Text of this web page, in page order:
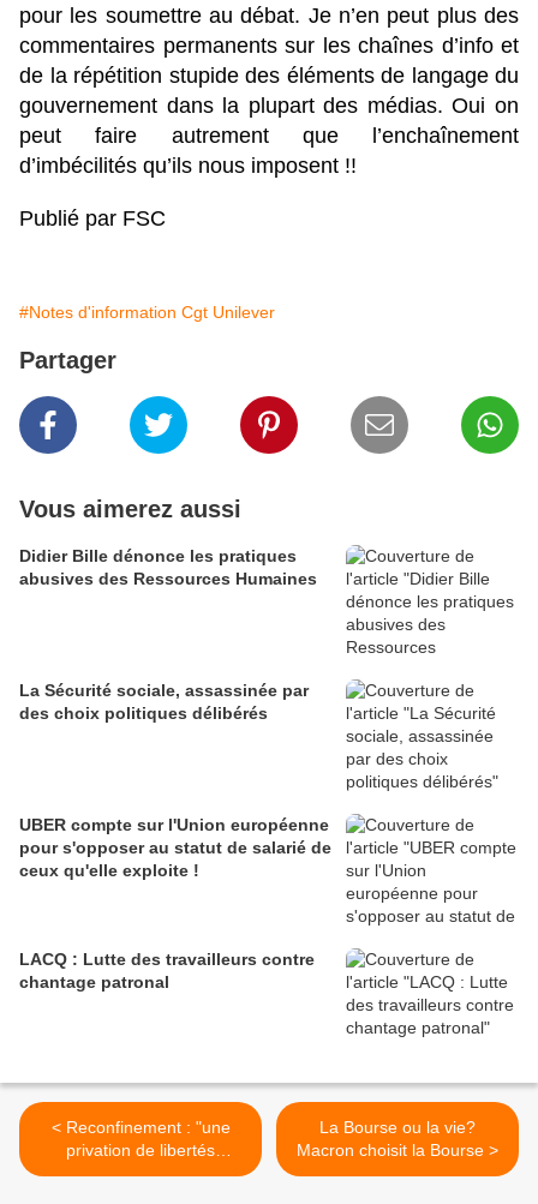
pour les soumettre au débat. Je n’en peut plus des
commentaires permanents sur les chaînes d’info et
de la répétition stupide des éléments de langage du
gouvernement dans la plupart des médias. Oui on
peut faire autrement que l’enchaînement
d’imbécilités qu’ils nous imposent !!
Publié par FSC
#Notes d'information Cgt Unilever
Partager
Vous aimerez aussi
Didier Bille dénonce les pratiques
abusives des Ressources Humaines
La Sécurité sociale, assassinée par
des choix politiques délibérés
UBER compte sur l'Union européenne
pour s'opposer au statut de salarié de
ceux qu'elle exploite !
LACQ : Lutte des travailleurs contre
chantage patronal
< Reconfinement : "une
privation de libertés
individuelles et collectives",
La Bourse ou la vie?
Macron choisit la Bourse >